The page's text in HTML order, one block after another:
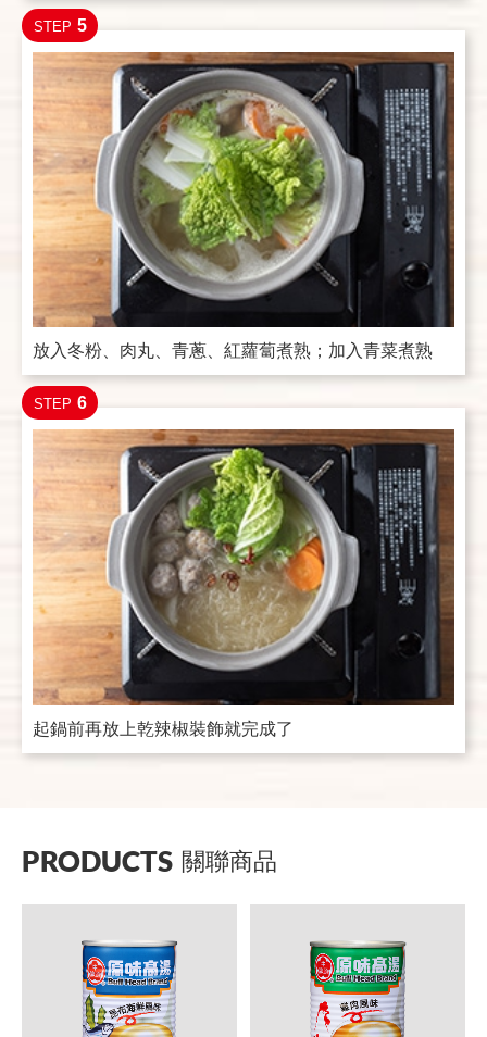
STEP 5
放入冬粉、肉丸、青蔥、紅蘿蔔煮熟；加入青菜煮熟
STEP 6
起鍋前再放上乾辣椒裝飾就完成了
PRODUCTS 關聯商品